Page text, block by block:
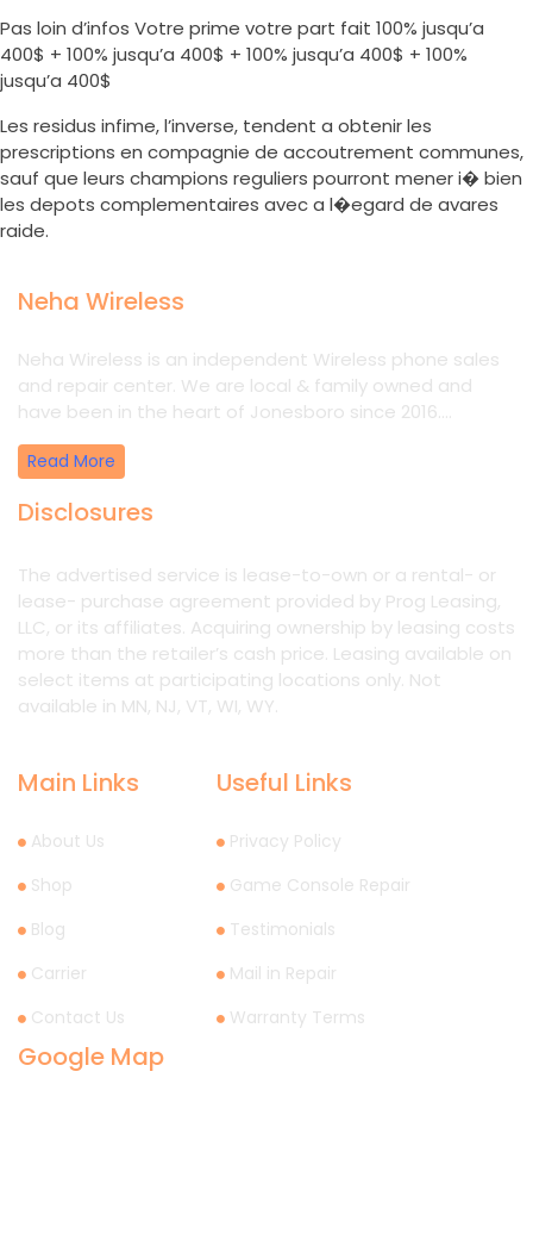
Pas loin d’infos Votre prime votre part fait 100% jusqu’a
400$ + 100% jusqu’a 400$ + 100% jusqu’a 400$ + 100%
jusqu’a 400$
Les residus infime, l’inverse, tendent a obtenir les
prescriptions en compagnie de accoutrement communes,
sauf que leurs champions reguliers pourront mener i� bien
les depots complementaires avec a l�egard de avares
raide.
Neha Wireless
Neha Wireless is an independent Wireless phone sales
and repair center. We are local & family owned and
have been in the heart of Jonesboro since 2016....
Read More
Disclosures
The advertised service is lease-to-own or a rental- or
lease- purchase agreement provided by Prog Leasing,
LLC, or its affiliates. Acquiring ownership by leasing costs
more than the retailer’s cash price. Leasing available on
select items at participating locations only. Not
available in MN, NJ, VT, WI, WY.
Main Links
About Us
Shop
Blog
Carrier
Contact Us
Useful Links
Privacy Policy
Game Console Repair
Testimonials
Mail in Repair
Warranty Terms
Google Map